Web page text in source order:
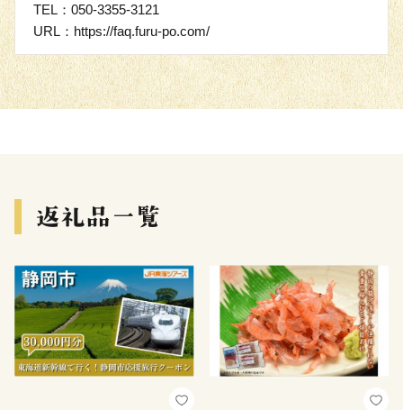
TEL：050-3355-3121
URL：https://faq.furu-po.com/